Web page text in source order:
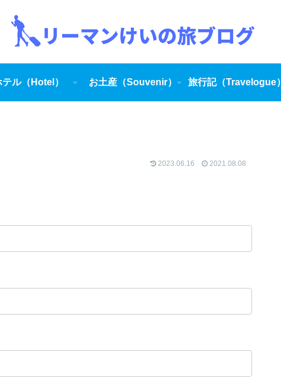
テル（Hotel） お土産（Souvenir） 旅行記（Travelogue）
2023.06.16 2021.08.08